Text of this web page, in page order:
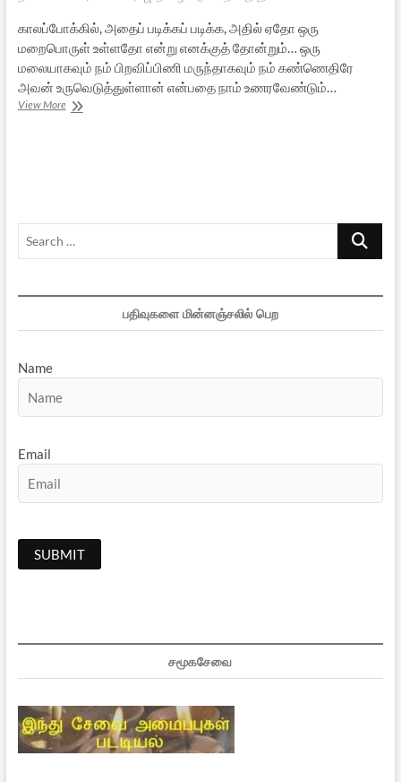
காலப்போக்கில், அதைப் படிக்கப் படிக்க, அதில் ஏதோ ஒரு
மறைபொருள் உள்ளதோ என்று எனக்குத் தோன்றும்… ஒரு
மலையாகவும் நம் பிறவிப்பிணி மருந்தாகவும் நம் கண்ணெதிரே
அவன் உருவெடுத்துள்ளான் என்பதை நாம் உணரவேண்டும்…
View Moreஅருணாசலத்தில்
Search
பதிவுகளை மின்னஞ்சலில் பெற
Name
Email
சமூகசேவை